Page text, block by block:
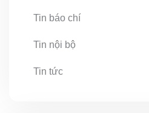
Tin báo chí
Tin nội bộ
Tin tức